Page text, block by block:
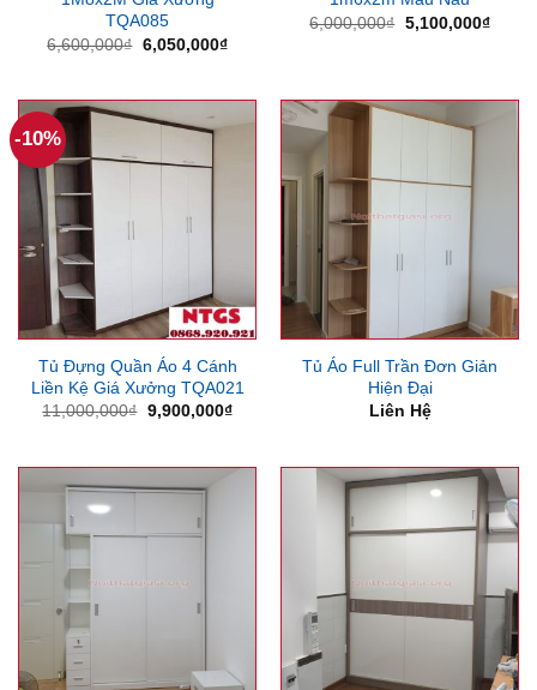
TQA085
6,600,000₫ Giá
6,050,000₫Giá
6,050,000₫.
6,000,000₫ Giá
5,100,000₫Giá
-10%
Tủ Đựng Quần Áo 4 Cánh
Liền Kệ Giá Xưởng TQA021
11,000,000₫ Giá
9,900,000₫Giá
Tủ Áo Full Trần Đơn Giản
Hiện Đại
Liên Hệ